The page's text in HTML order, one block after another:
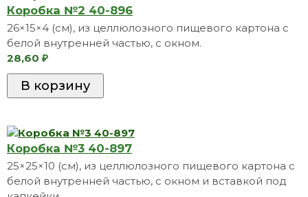
Коробкa №2 40-896
26×15×4 (см), из целлюлозного пищевого картона с
белой внутренней частью, с окном.
28,60 ₽
Коробкa №3 40-897
25×25×10 (см), из целлюлозного пищевого картона с
белой внутренней частью, с окном и вставкой под